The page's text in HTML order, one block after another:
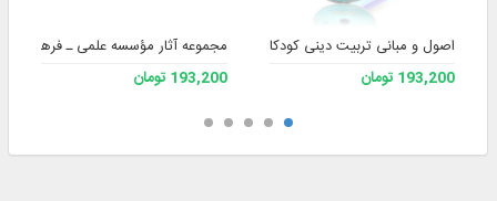
اصول و مبانی تربیت دینی کودکان و نوجوانان (مجموعه آثار موسسه فرهنگی
193,200 تومان
مجموعه آثار مؤسسه علمی ـ فرهنگی
193,200 تومان